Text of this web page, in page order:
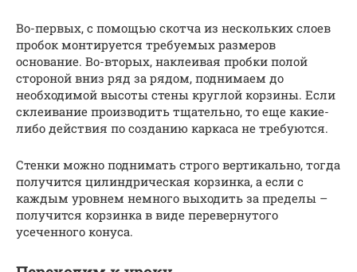
Во-первых, с помощью скотча из нескольких слоев
пробок монтируется требуемых размеров
основание. Во-вторых, наклеивая пробки полой
стороной вниз ряд за рядом, поднимаем до
необходимой высоты стены круглой корзины. Если
склеивание производить тщательно, то еще какие-
либо действия по созданию каркаса не требуются.
Стенки можно поднимать строго вертикально, тогда
получится цилиндрическая корзинка, а если с
каждым уровнем немного выходить за пределы –
получится корзинка в виде перевернутого
усеченного конуса.